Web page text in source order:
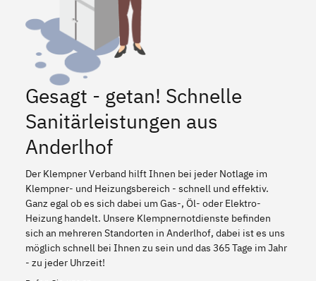
Gesagt - getan! Schnelle
Sanitärleistungen aus
Anderlhof
Der Klempner Verband hilft Ihnen bei jeder Notlage im
Klempner- und Heizungsbereich - schnell und effektiv.
Ganz egal ob es sich dabei um Gas-, Öl- oder Elektro-
Heizung handelt. Unsere Klempnernotdienste befinden
sich an mehreren Standorten in Anderlhof, dabei ist es uns
möglich schnell bei Ihnen zu sein und das 365 Tage im Jahr
- zu jeder Uhrzeit!